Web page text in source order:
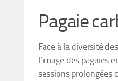
Pagaie
Face à la diversité
l’image des pagaies
sessions prolongées